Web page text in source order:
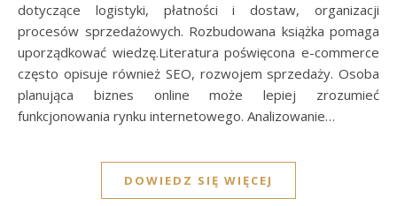
dotyczące logistyki, płatności i dostaw, organizacji
procesów sprzedażowych. Rozbudowana książka pomaga
uporządkować wiedzę.Literatura poświęcona e-commerce
często opisuje również SEO, rozwojem sprzedaży. Osoba
planująca biznes online może lepiej zrozumieć
funkcjonowania rynku internetowego. Analizowanie…
DOWIEDZ SIĘ WIĘCEJ